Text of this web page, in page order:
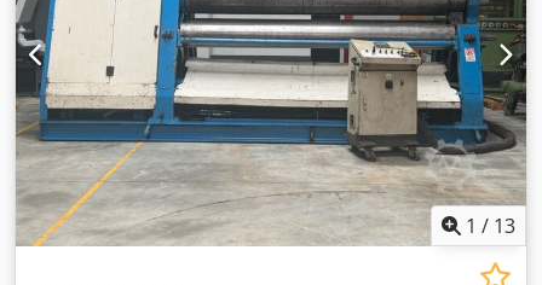
1 / 13